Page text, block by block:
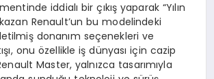
iddialı bir çıkış yaparak “Yılın
kazan Renault’un bu modelindeki
donanım seçenekleri ve
onu özellikle iş dünyası için cazip
Master, yalnızca tasarımıyla